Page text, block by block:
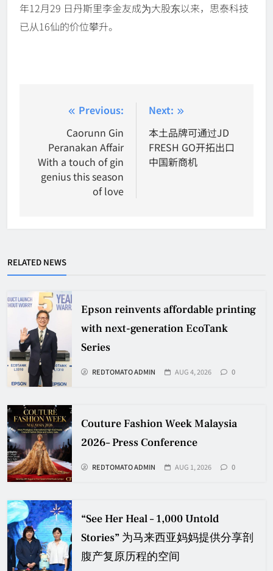
年12月29 日丹斯里李金友成为大股东以来，思泰科技
已从16仙的价位攀升。
navigation
Previous:
Caorunn Gin
Peranakan Affair
With a touch of gin
genius this season
of love
Next:
本土品牌可通过JD
FRESH GO开拓出口
中国新商机
RELATED NEWS
Epson reinvents affordable printing
with next-generation EcoTank
Series
REDTOMATO ADMIN AUG 4, 2026 0
Couture Fashion Week Malaysia
2026– Press Conference
REDTOMATO ADMIN AUG 1, 2026 0
“See Her Heal – 1,000 Untold
Stories” 为马来西亚妈妈提供分享剖
腹产复原历程的空间